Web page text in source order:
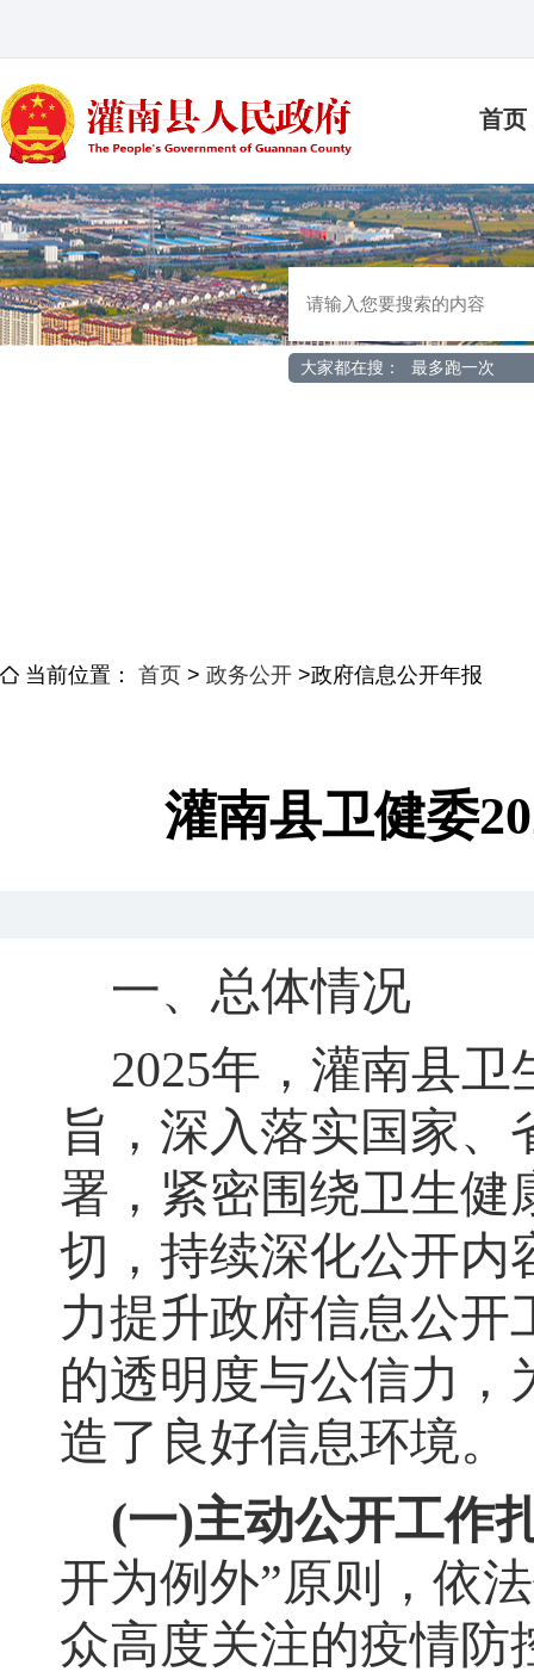
首页
大家都在搜： 最多跑一次
当前位置： 首页 > 政务公开 >政府信息公开年报
灌南县卫健委
一、 总体情况
2025年 ， 灌南县卫
旨，深入落实国家
署 ， 紧密围绕卫生健
切，持续深化公开内
力提升政府信息公开
的透明度与公信力 ，
造了良好信息环境。
(一)主动公开工作
开为例外”原则 ， 依
众高度关注的疫情防